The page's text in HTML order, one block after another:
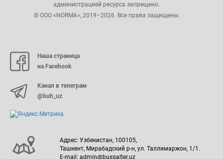
администрацией ресурса запрещено.
© ООО «NORMA», 2019–2026. Все права защищены.
Наша страница
на Facebook
Канал в телеграм
@buh_uz
Адрес: Узбекистан, 100105,
Ташкент, Мирабадский р-н, ул. Таллимаржон, 1/1.
E-mail: admin@buxgalter.uz